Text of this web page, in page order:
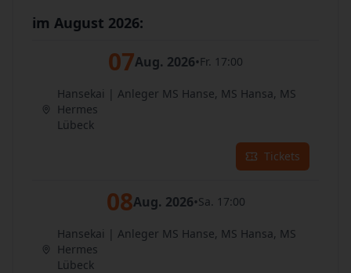
im August 2026:
07Aug. 2026•Fr. 17:00
Hansekai | Anleger MS Hanse, MS Hansa, MS
Hermes
Lübeck
Tickets
08Aug. 2026•Sa. 17:00
Hansekai | Anleger MS Hanse, MS Hansa, MS
Hermes
Lübeck